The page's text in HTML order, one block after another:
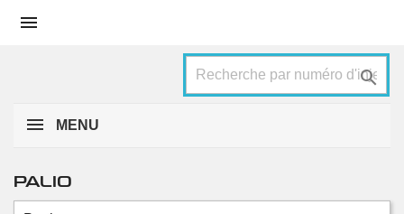


MENU
PALIO